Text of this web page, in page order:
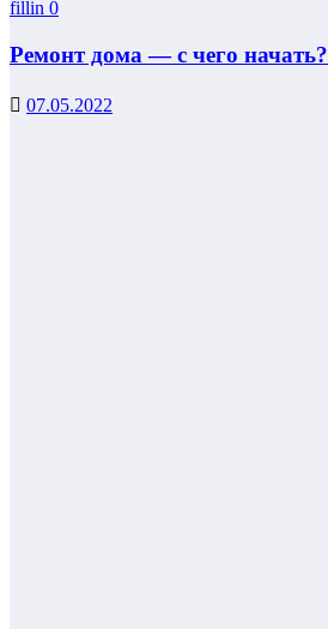
fillin 0
Ремонт дома — с чего начать?
07.05.2022